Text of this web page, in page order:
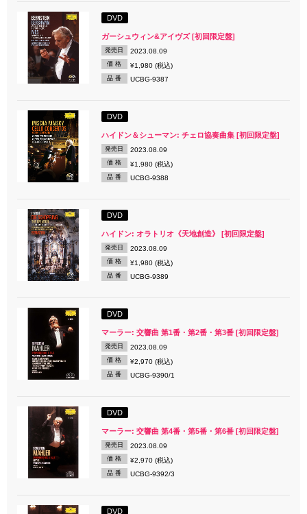
DVD
ガーシュウィン&アイヴズ [初回限定盤]
発売日 2023.08.09
価 格 ¥1,980 (税込)
品 番 UCBG-9387
DVD
ハイドン＆シューマン: チェロ協奏曲集 [初回限定盤]
発売日 2023.08.09
価 格 ¥1,980 (税込)
品 番 UCBG-9388
DVD
ハイドン: オラトリオ《天地創造》 [初回限定盤]
発売日 2023.08.09
価 格 ¥1,980 (税込)
品 番 UCBG-9389
DVD
マーラー: 交響曲 第1番・第2番・第3番 [初回限定盤]
発売日 2023.08.09
価 格 ¥2,970 (税込)
品 番 UCBG-9390/1
DVD
マーラー: 交響曲 第4番・第5番・第6番 [初回限定盤]
発売日 2023.08.09
価 格 ¥2,970 (税込)
品 番 UCBG-9392/3
DVD